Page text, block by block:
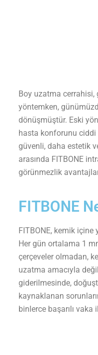
Boy uzatma cerrahisi,
yöntemken,
dönüşmüştür. Eski
hasta konforunu ciddi
güvenli, daha estetik
arasında FITBONE
görünmezlik
FITBONE
FITBONE, kemik
Her gün ortalama 1
çerçeveler olmadan,
uzatma amacıyla
giderilmesinde,
kaynaklanan
binlerce başarılı vaka